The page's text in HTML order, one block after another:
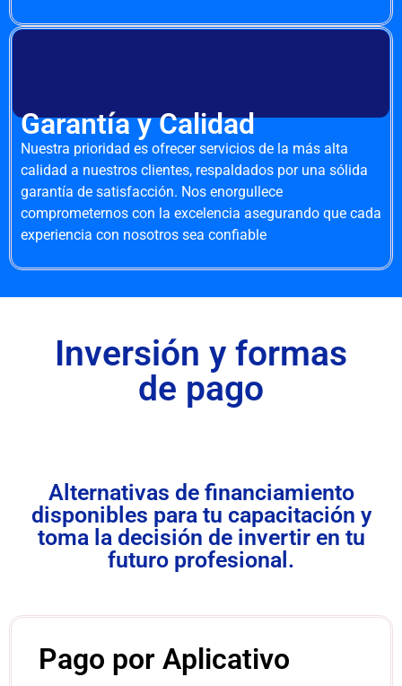
Garantía y Calidad
Nuestra prioridad es ofrecer servicios de la más alta
calidad a nuestros clientes, respaldados por una sólida
garantía de satisfacción. Nos enorgullece
comprometernos con la excelencia asegurando que cada
experiencia con nosotros sea confiable
Inversión y formas
de pago
Alternativas de financiamiento
disponibles para tu capacitación y
toma la decisión de invertir en tu
futuro profesional.
Pago por Aplicativo